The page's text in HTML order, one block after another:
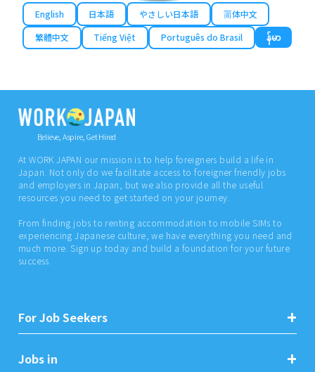
English 日本語 やさしい日本語
简体中文
繁體中文
Tiếng Việt Português do Brasil န်မာ
Believe, Aspire, Get Hired
At WORK JAPAN our mission is to help foreigners build a life in
Japan. Not only do we facilitate access to foreigner friendly jobs
and employers in Japan, but we also provide all the useful
resources you need to get started on your journey.
From finding jobs to renting accommodation to mobile SIMs to
experiencing Japanese culture, we have everything you need and
much more. Sign up today and build a foundation for your future
success.
For Job Seekers
Jobs in